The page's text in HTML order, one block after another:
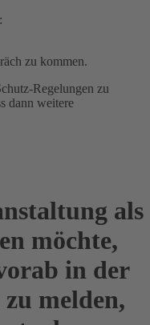
zu kommen.
Regelungen zu
dann weitere
als
möchte,
in der
melden,